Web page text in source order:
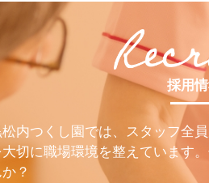
採用
内つくし園では、スタッフ全
切に職場環境を整えています
？